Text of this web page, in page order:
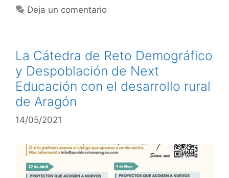
Deja un comentario
La Cátedra de Reto Demográfico
y Despoblación de Next
Educación con el desarrollo rural
de Aragón
14/05/2021